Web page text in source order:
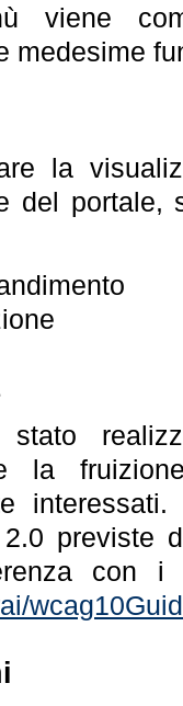
viene
medesime
la
del portale,
e la
previste
con i